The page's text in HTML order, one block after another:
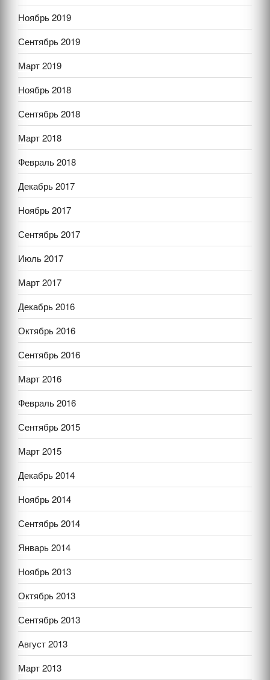
Ноябрь 2019
Сентябрь 2019
Март 2019
Ноябрь 2018
Сентябрь 2018
Март 2018
Февраль 2018
Декабрь 2017
Ноябрь 2017
Сентябрь 2017
Июль 2017
Март 2017
Декабрь 2016
Октябрь 2016
Сентябрь 2016
Март 2016
Февраль 2016
Сентябрь 2015
Март 2015
Декабрь 2014
Ноябрь 2014
Сентябрь 2014
Январь 2014
Ноябрь 2013
Октябрь 2013
Сентябрь 2013
Август 2013
Март 2013